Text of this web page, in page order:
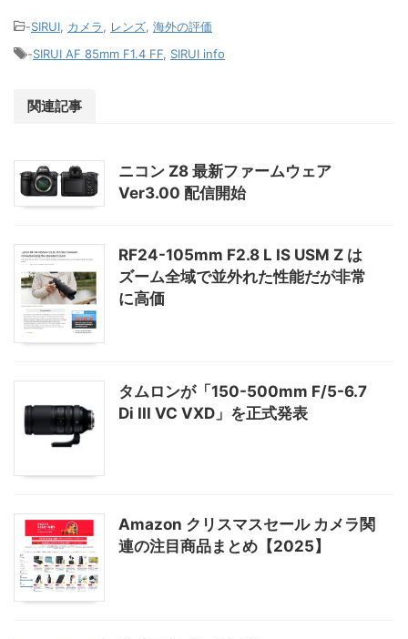
-SIRUI カメラ レンズ 海外の評価
-SIRUI AF 85mm F1.4 FF SIRUI info
関連記事
ニコン Z8 最新ファームウェア
Ver3.00 配信開始
RF24-105mm F2.8 L IS USM Z は
ズーム全域で並外れた性能だが非常
に高価
タムロンが「150-500mm F/5-6.7
Di III VC VXD」を正式発表
Amazon クリスマスセール カメラ関
連の注目商品まとめ【2025】